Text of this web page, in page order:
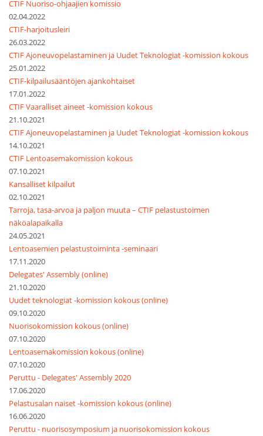
CTIF Nuoriso-ohjaajien komissio
02.04.2022
CTIF-harjoitusleiri
26.03.2022
CTIF Ajoneuvopelastaminen ja Uudet Teknologiat -komission kokous
25.01.2022
CTIF-kilpailusääntöjen ajankohtaiset
17.01.2022
CTIF Vaaralliset aineet -komission kokous
21.10.2021
CTIF Ajoneuvopelastaminen ja Uudet Teknologiat -komission kokous
14.10.2021
CTIF Lentoasemakomission kokous
07.10.2021
Kansalliset kilpailut
02.10.2021
Tarroja, tasa-arvoa ja paljon muuta – CTIF pelastustoimen
näköalapaikalla
24.05.2021
Lentoasemien pelastustoiminta -seminaari
17.11.2020
Delegates' Assembly (online)
21.10.2020
Uudet teknologiat -komission kokous (online)
09.10.2020
Nuorisokomission kokous (online)
07.10.2020
Lentoasemakomission kokous (online)
07.10.2020
Peruttu - Delegates' Assembly 2020
17.06.2020
Pelastusalan naiset -komission kokous (online)
16.06.2020
Peruttu - nuorisosymposium ja nuorisokomission kokous